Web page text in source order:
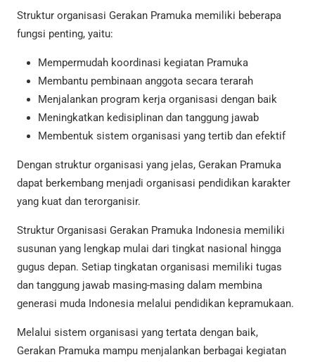
Struktur organisasi Gerakan Pramuka memiliki beberapa
fungsi penting, yaitu:
Mempermudah koordinasi kegiatan Pramuka
Membantu pembinaan anggota secara terarah
Menjalankan program kerja organisasi dengan baik
Meningkatkan kedisiplinan dan tanggung jawab
Membentuk sistem organisasi yang tertib dan efektif
Dengan struktur organisasi yang jelas, Gerakan Pramuka
dapat berkembang menjadi organisasi pendidikan karakter
yang kuat dan terorganisir.
Struktur Organisasi Gerakan Pramuka Indonesia memiliki
susunan yang lengkap mulai dari tingkat nasional hingga
gugus depan. Setiap tingkatan organisasi memiliki tugas
dan tanggung jawab masing-masing dalam membina
generasi muda Indonesia melalui pendidikan kepramukaan.
Melalui sistem organisasi yang tertata dengan baik,
Gerakan Pramuka mampu menjalankan berbagai kegiatan